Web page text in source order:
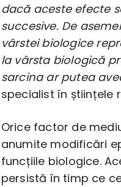
dacă aceste efecte
succesive. De
vârstei biologice
la vârsta biologică
sarcina ar putea
specialist în științele
Orice factor de
anumite modificări
funcțiile biologice.
persistă în timp ce